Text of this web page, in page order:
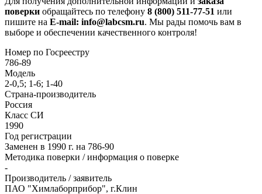
поверки обращайтесь по телефону 8 (800) 511-77-51 или
пишите на E-mail: info@labcsm.ru. Мы рады помочь вам в
выборе и обеспечении качественного контроля!
Номер по Госреестру
786-89
Модель
2-0,5; 1-6; 1-40
Страна-производитель
Россия
Класс СИ
1990
Год регистрации
Заменен в 1990 г. на 786-90
Методика поверки / информация о поверке
-
Производитель / заявитель
ПАО "Химлаборприбор", г.Клин